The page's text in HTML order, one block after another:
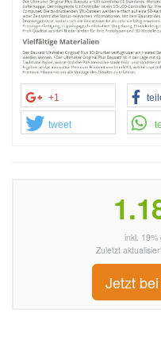
+1
tweet
inkl. 19%
Zuletzt
Jetzt